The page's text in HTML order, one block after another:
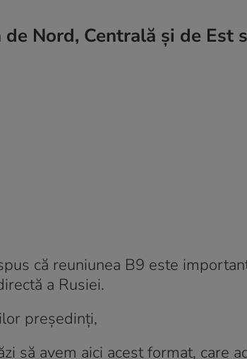
de Nord, Centrală și de Est
că reuniunea B9 este
a Rusiei.
președinți,
să avem aici acest format, care